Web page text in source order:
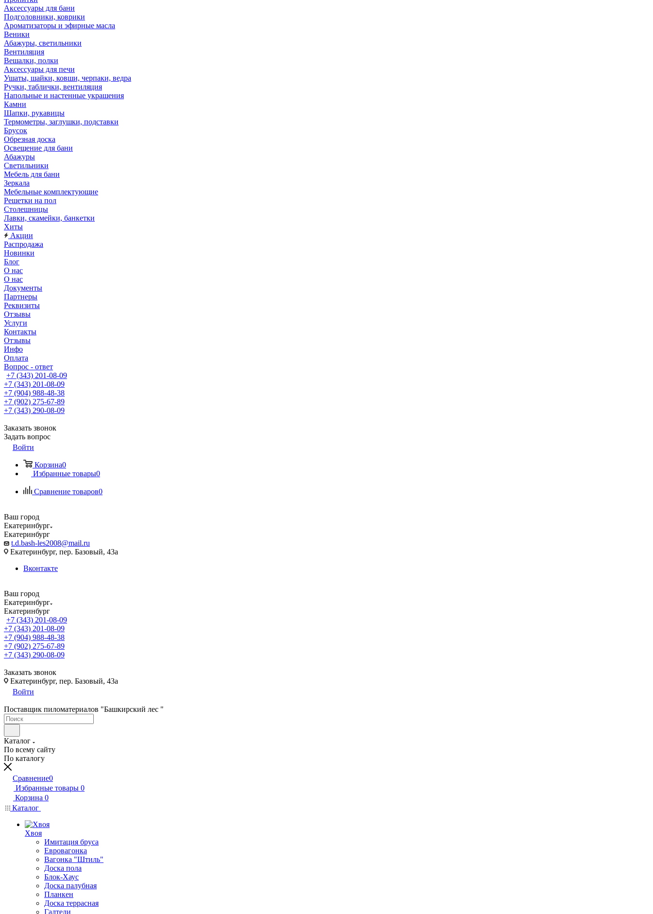
Аксессуары для бани
Подголовники, коврики
Ароматизаторы и эфирные масла
Веники
Абажуры, светильники
Вентиляция
Вешалки, полки
Аксессуары для печи
Ушаты, шайки, ковши, черпаки, ведра
Ручки, таблички, вентиляция
Напольные и настенные украшения
Камни
Шапки, рукавицы
Термометры, заглушки, подставки
Брусок
Обрезная доска
Освещение для бани
Абажуры
Светильники
Мебель для бани
Зеркала
Мебельные комплектующие
Решетки на пол
Столешницы
Лавки, скамейки, банкетки
Хиты
Акции
Распродажа
Новинки
Блог
О нас
О нас
Документы
Партнеры
Реквизиты
Отзывы
Услуги
Контакты
Отзывы
Инфо
Оплата
Вопрос - ответ
+7 (343) 201-08-09
+7 (343) 201-08-09
+7 (904) 988-48-38
+7 (902) 275-67-89
+7 (343) 290-08-09
Заказать звонок
Задать вопрос
Войти
Корзина0
Избранные товары0
Сравнение товаров0
Ваш город
Екатеринбург
Екатеринбург
t.d.bash-les2008@mail.ru
Екатеринбург, пер. Базовый, 43а
Вконтакте
Ваш город
Екатеринбург
Екатеринбург
+7 (343) 201-08-09
+7 (343) 201-08-09
+7 (904) 988-48-38
+7 (902) 275-67-89
+7 (343) 290-08-09
Заказать звонок
Екатеринбург, пер. Базовый, 43а
Войти
Поставщик пиломатериалов "Башкирский лес "
Каталог
По всему сайту
По каталогу
Сравнение0
Избранные товары 0
Корзина 0
Каталог
Хвоя
Имитация бруса
Евровагонка
Вагонка "Штиль"
Доска пола
Блок-Хаус
Доска палубная
Планкен
Доска террасная
Галтели